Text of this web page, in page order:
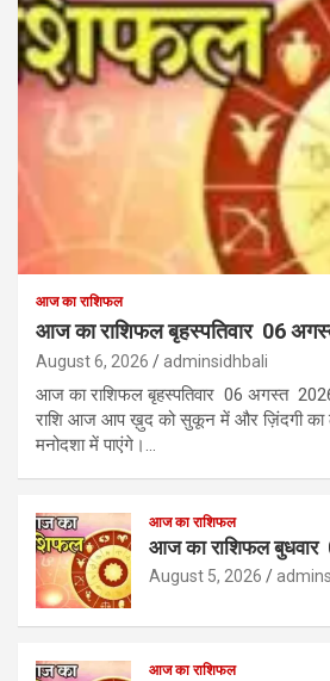
आज का राशिफल
आज का राशिफल बृहस्पतिवार 06
August 6, 2026 adminsidhbali
आज का राशिफल बृहस्पतिवार 06 अगस्त
राशि आज आप ख़ुद को सुकून में और ज़िंदगी का
मनोदशा में पाएंगे।…
आज का राशिफल
आज का राशिफल
August 5, 2026
आज का राशिफल